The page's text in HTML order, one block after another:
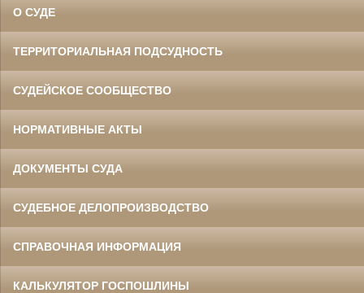
О СУДЕ
ТЕРРИТОРИАЛЬНАЯ ПОДСУДНОСТЬ
СУДЕЙСКОЕ СООБЩЕСТВО
НОРМАТИВНЫЕ АКТЫ
ДОКУМЕНТЫ СУДА
СУДЕБНОЕ ДЕЛОПРОИЗВОДСТВО
СПРАВОЧНАЯ ИНФОРМАЦИЯ
КАЛЬКУЛЯТОР ГОСПОШЛИНЫ